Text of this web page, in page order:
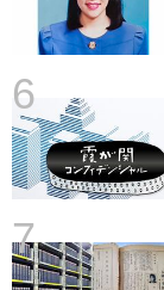
6
7